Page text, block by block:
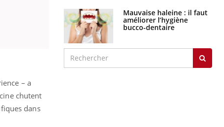
– a
chutent
dans
Mauvaise haleine : il faut
améliorer l’hygiène
bucco-dentaire